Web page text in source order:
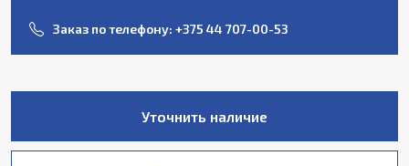
Заказ по телефону: +375 44 707-00-53
Уточнить наличие